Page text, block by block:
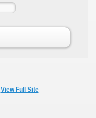
View Full Site